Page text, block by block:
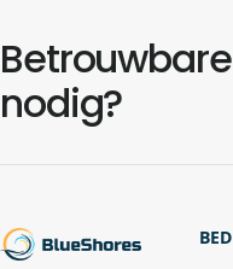
nodig?